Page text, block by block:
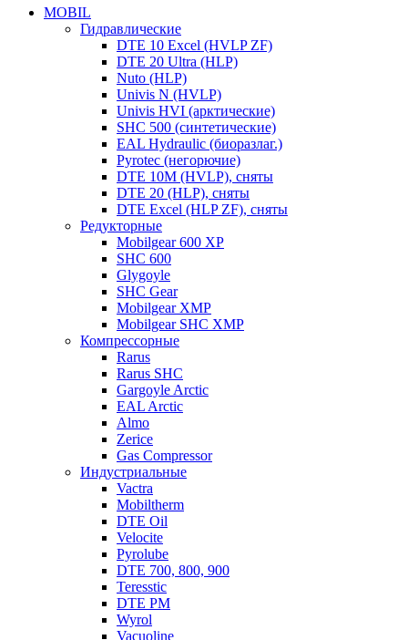
MOBIL
Гидравлические
DTE 10 Excel (HVLP ZF)
DTE 20 Ultra (HLP)
Nuto (HLP)
Univis N (HVLP)
Univis HVI (арктические)
SHC 500 (синтетические)
EAL Hydraulic (биоразлаг.)
Pyrotec (негорючие)
DTE 10M (HVLP), сняты
DTE 20 (HLP), сняты
DTE Excel (HLP ZF), сняты
Редукторные
Mobilgear 600 XP
SHC 600
Glygoyle
SHC Gear
Mobilgear XMP
Mobilgear SHC XMP
Компрессорные
Rarus
Rarus SHC
Gargoyle Arctic
EAL Arctic
Almo
Zerice
Gas Compressor
Индустриальные
Vactra
Mobiltherm
DTE Oil
Velocite
Pyrolube
DTE 700, 800, 900
Teresstic
DTE PM
Wyrol
Vacuoline